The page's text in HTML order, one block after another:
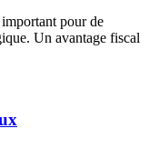
pour de
Un avantage fiscal